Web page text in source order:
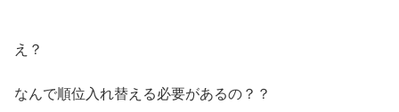
え？
なんで順位入れ替える必要があるの？？